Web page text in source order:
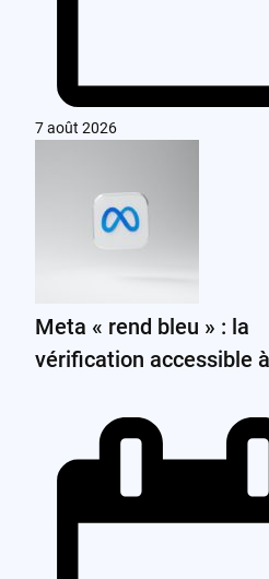
7 août 2026
Meta « rend bleu » : la
vérification accessible